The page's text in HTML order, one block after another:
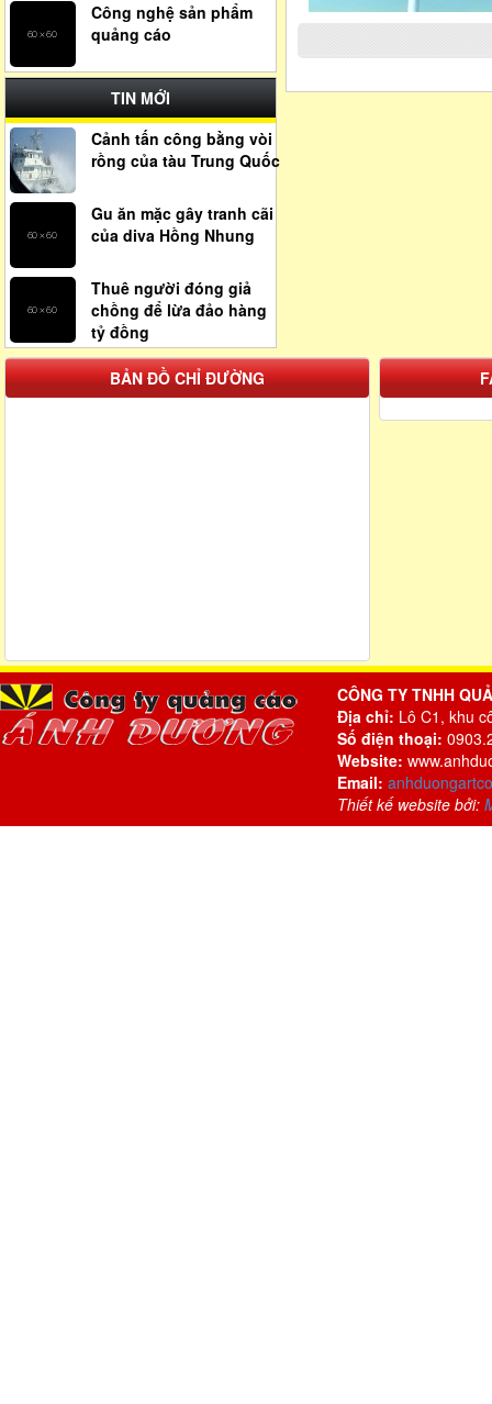
Công nghệ sản phẩm
quảng cáo
TIN MỚI
Cảnh tấn công bằng vòi
rồng của tàu Trung Quốc
Gu ăn mặc gây tranh cãi
của diva Hồng Nhung
Thuê người đóng giả
chồng để lừa đảo hàng
tỷ đồng
BẢN ĐỒ CHỈ ĐƯỜNG
CÔNG TY TNHH
Địa chỉ: Lô C1, khu
Số điện thoại:
Website:
Email:
Thiết kế website bởi: